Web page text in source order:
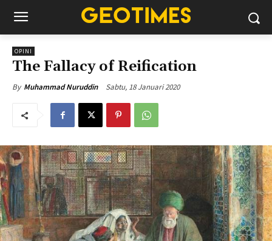
OPINI
The Fallacy of Reification
By Muhammad Nuruddin Sabtu, 18 Januari 2020